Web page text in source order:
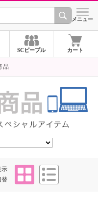
ショッ
メニュー
SCピープル カート
品
示
替
タイル